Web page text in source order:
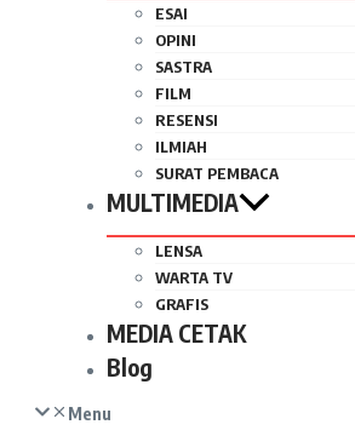
ESAI
OPINI
SASTRA
FILM
RESENSI
ILMIAH
SURAT PEMBACA
MULTIMEDIA
LENSA
WARTA TV
GRAFIS
MEDIA CETAK
Blog
Menu